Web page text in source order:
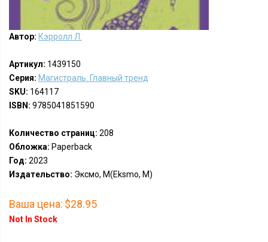
Автор: Кэрролл Л.
Артикул: 1439150
Серия: Магистраль. Главный тренд
SKU: 164117
ISBN: 9785041851590
Количество страниц: 208
Обложка: Paperback
Год: 2023
Издательство: Эксмо, М(Eksmo, M)
Ваша цена: $28.95
Not In Stock